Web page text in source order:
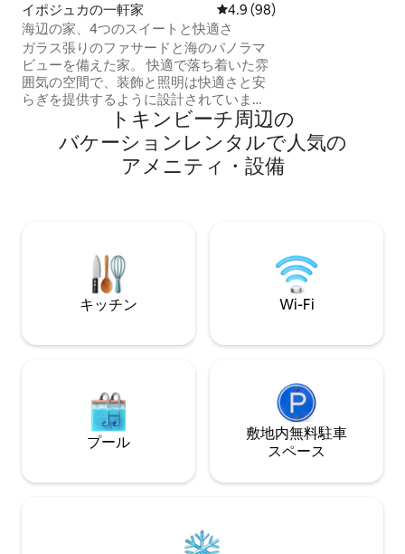
イポジュカの一軒家 レビュー98件、5つ星中4.9つ
4.9 (98)
海辺の家、4つのスイートと快適さ
ガラス張りのファサードと海のパノラマ
ビューを備えた家。 快適で落ち着いた雰
囲気の空間で、装飾と照明は快適さと安
らぎを提供するように設計されていま
す。 6台分の駐車場。 専用警備員。広い
バルコニー2つ、プール、バーベキューセ
ット。エアコンと電気シャワー付きのス
イート4室（2室にはミニバー付き）。
テーブル、バスルーム用の完全なリネン
す！ ぜひお越し
日々をお楽しみく
トキンビーチ⁠周⁠辺⁠の
バ⁠ケ⁠ー⁠シ⁠ョ⁠ン⁠レ⁠ン⁠タ⁠ル⁠で人⁠気⁠の
ア⁠メ⁠ニ⁠テ⁠ィ⁠・⁠設⁠備
キッチン Wi-Fi
プール
敷地内無料駐⁠車
ス⁠ペ⁠ー⁠ス